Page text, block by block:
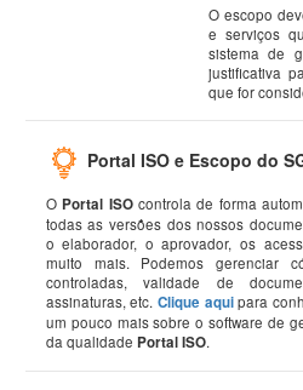
O escopo
e serviços
sistema de
justificativa
que for
Portal ISO e Escopo do
OPortal ISOcontrola de forma
todas as versões dos nossos
o elaborador, o aprovador, os
muito mais. Podemos gerenciar
controladas, validade de
assinaturas, etc.Clique aquipara
um pouco mais sobre o software de
da qualidade Portal ISO.